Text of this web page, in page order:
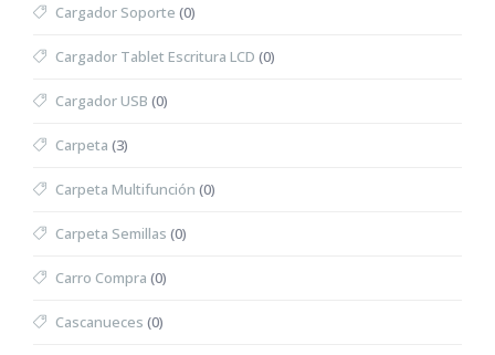
Cargador Soporte (0)
Cargador Tablet Escritura LCD (0)
Cargador USB (0)
Carpeta (3)
Carpeta Multifunción (0)
Carpeta Semillas (0)
Carro Compra (0)
Cascanueces (0)